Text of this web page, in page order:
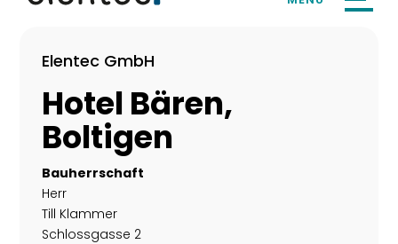
Elentec GmbH
Hotel Bären,
Boltigen
Bauherrschaft
Herr
Till Klammer
Schlossgasse 2